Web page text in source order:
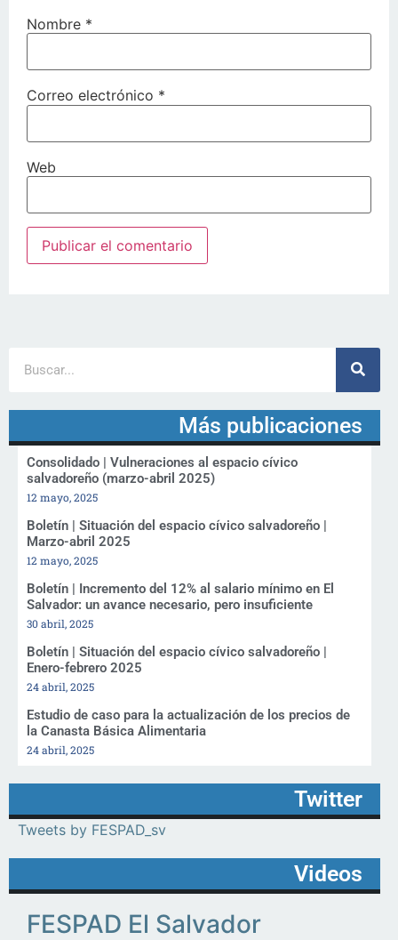
Nombre *
Correo electrónico *
Web
Más publicaciones
Consolidado | Vulneraciones al espacio cívico
salvadoreño (marzo-abril 2025)
12 mayo, 2025
Boletín | Situación del espacio cívico salvadoreño |
Marzo-abril 2025
12 mayo, 2025
Boletín | Incremento del 12% al salario mínimo en El
Salvador: un avance necesario, pero insuficiente
30 abril, 2025
Boletín | Situación del espacio cívico salvadoreño |
Enero-febrero 2025
24 abril, 2025
Estudio de caso para la actualización de los precios de
la Canasta Básica Alimentaria
24 abril, 2025
Twitter
Tweets by FESPAD_sv
Videos
FESPAD El Salvador